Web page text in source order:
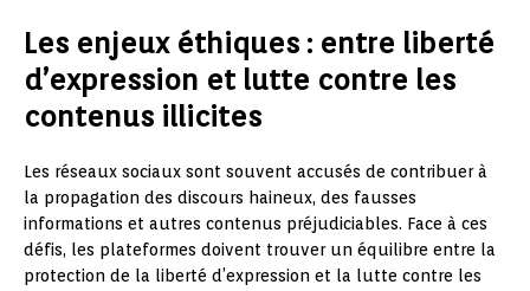
Les enjeux éthiques : entre liberté
d’expression et lutte contre les
contenus illicites
Les réseaux sociaux sont souvent accusés de contribuer à
la propagation des discours haineux, des fausses
informations et autres contenus préjudiciables. Face à ces
défis, les plateformes doivent trouver un équilibre entre la
protection de la liberté d’expression et la lutte contre les